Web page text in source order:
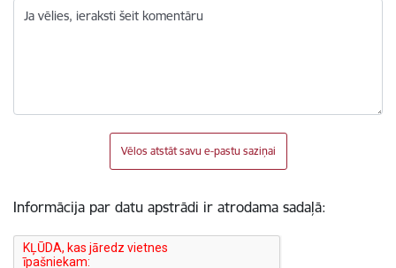
Ja vēlies, ieraksti šeit komentāru
Vēlos atstāt savu e-pastu saziņai
Informācija par datu apstrādi ir atrodama sadaļā: